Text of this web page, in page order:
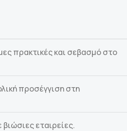
πρακτικές και σεβασμό στο
προσέγγιση στη
εταιρείες.